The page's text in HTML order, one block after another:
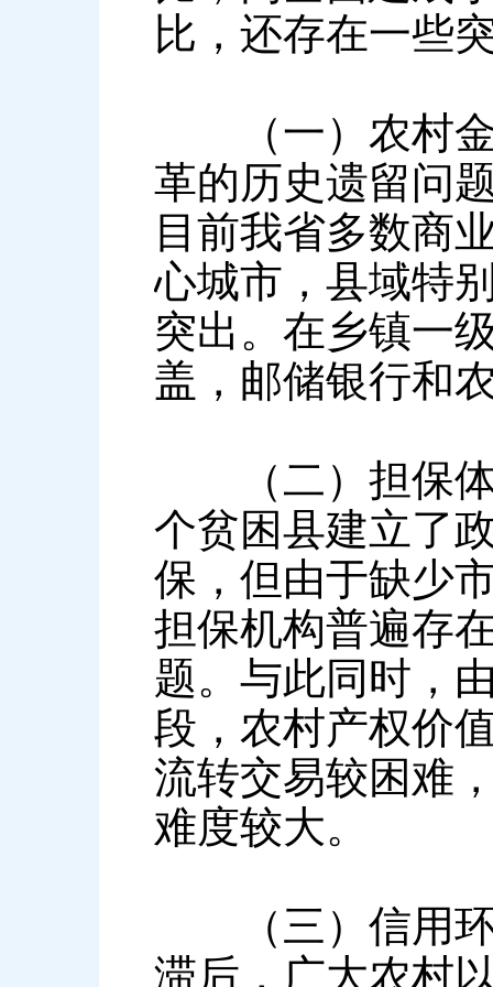
比，还存在一些
（一）农村金
革的历史遗留问
目前我省多数商
心城市，县域特
突出。在乡镇一
盖，邮储银行和
（二）担保体
个贫困县建立了
保，但由于缺少
担保机构普遍存
题。与此同时，
段，农村产权价
流转交易较困难
难度较大。
（三）信用环
滞后，广大农村